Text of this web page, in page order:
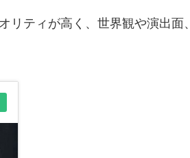
ティが高く、世界観や演出面、